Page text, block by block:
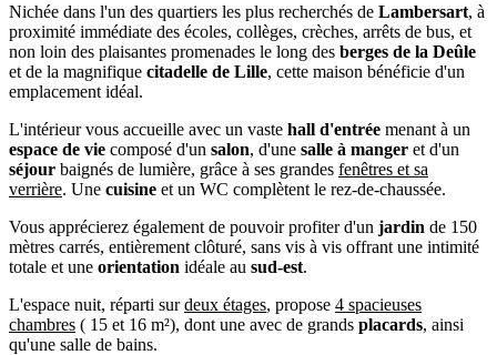
Nichée dans l'un des quartiers les plus recherchés de Lambersart, à
proximité immédiate des écoles, collèges, crèches, arrêts de bus, et
non loin des plaisantes promenades le long des berges de la Deûle
et de la magnifique citadelle de Lille, cette maison bénéficie d'un
emplacement idéal.
L'intérieur vous accueille avec un vaste hall d'entrée menant à un
espace de vie composé d'un salon, d'une salle à manger et d'un
séjour baignés de lumière, grâce à ses grandes fenêtres et sa
verrière. Une cuisine et un WC complètent le rez-de-chaussée.
Vous apprécierez également de pouvoir profiter d'un jardin de 150
mètres carrés, entièrement clôturé, sans vis à vis offrant une intimité
totale et une orientation idéale au sud-est.
L'espace nuit, réparti surdeux étages, propose 4 spacieuses
chambres ( 15 et 16 m²), dont une avec de grands placards, ainsi
qu'une salle de bains.